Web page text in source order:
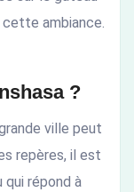
cette ambiance.
?
ville peut
repères, il est
répond à